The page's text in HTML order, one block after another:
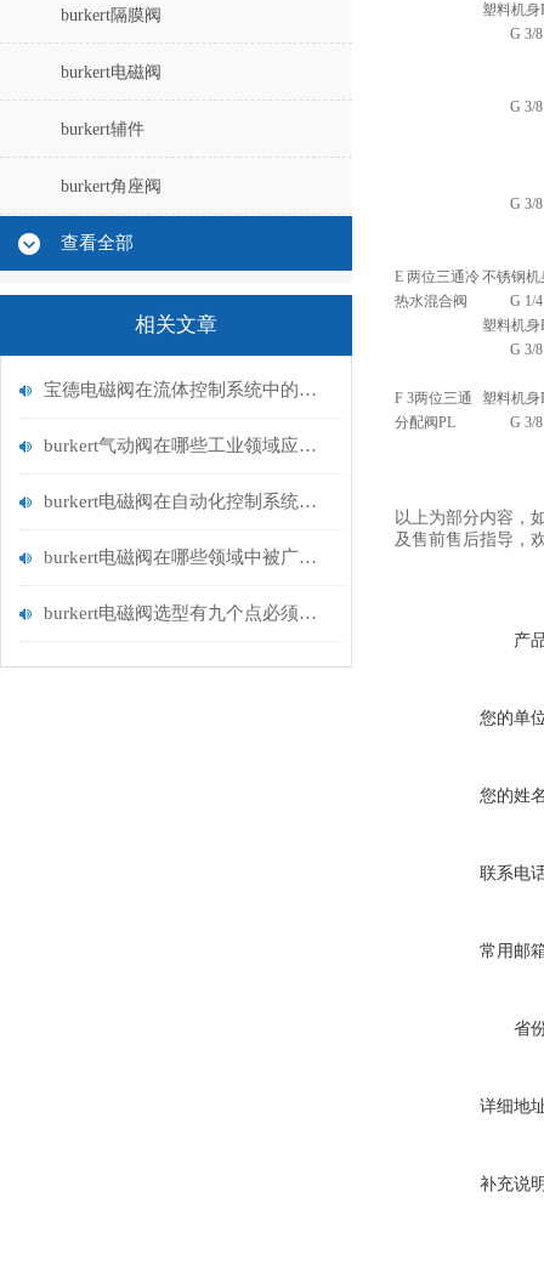
burkert隔膜阀
burkert电磁阀
burkert辅件
burkert角座阀
查看全部
相关文章
宝德电磁阀在流体控制系统中的应用
burkert气动阀在哪些工业领域应用广泛？
burkert电磁阀在自动化控制系统中的应用
burkert电磁阀在哪些领域中被广泛应用？
burkert电磁阀选型有九个点必须知道国与百科
塑料机身
G 3/8
G 3/8
G 3/8
E 两位三通冷
热水混合阀
不锈钢机
G 1/4
塑料机身
G 3/8
F 3两位三通
分配阀PL
塑料机身
G 3/8
以上为部分内容，
及售前售后指导，
产
您的单
您的姓
联系电
常用邮
省
详细地
补充说